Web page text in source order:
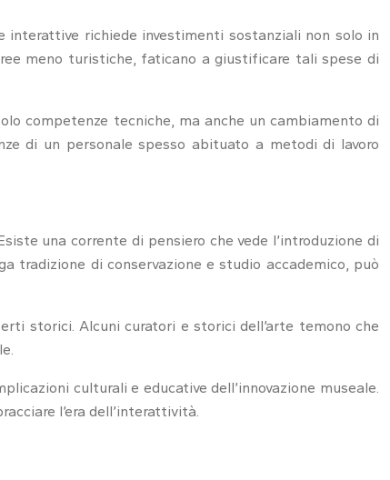
richiede investimenti sostanziali non solo in
meno turistiche, faticano a giustificare tali spese di
competenze tecniche, ma anche un cambiamento di
di un personale spesso abituato a metodi di lavoro
una corrente di pensiero che vede l’introduzione di
tradizione di conservazione e studio accademico, può
storici. Alcuni curatori e storici dell’arte temono che
culturali e educative dell’innovazione museale.
l’era dell’interattività.